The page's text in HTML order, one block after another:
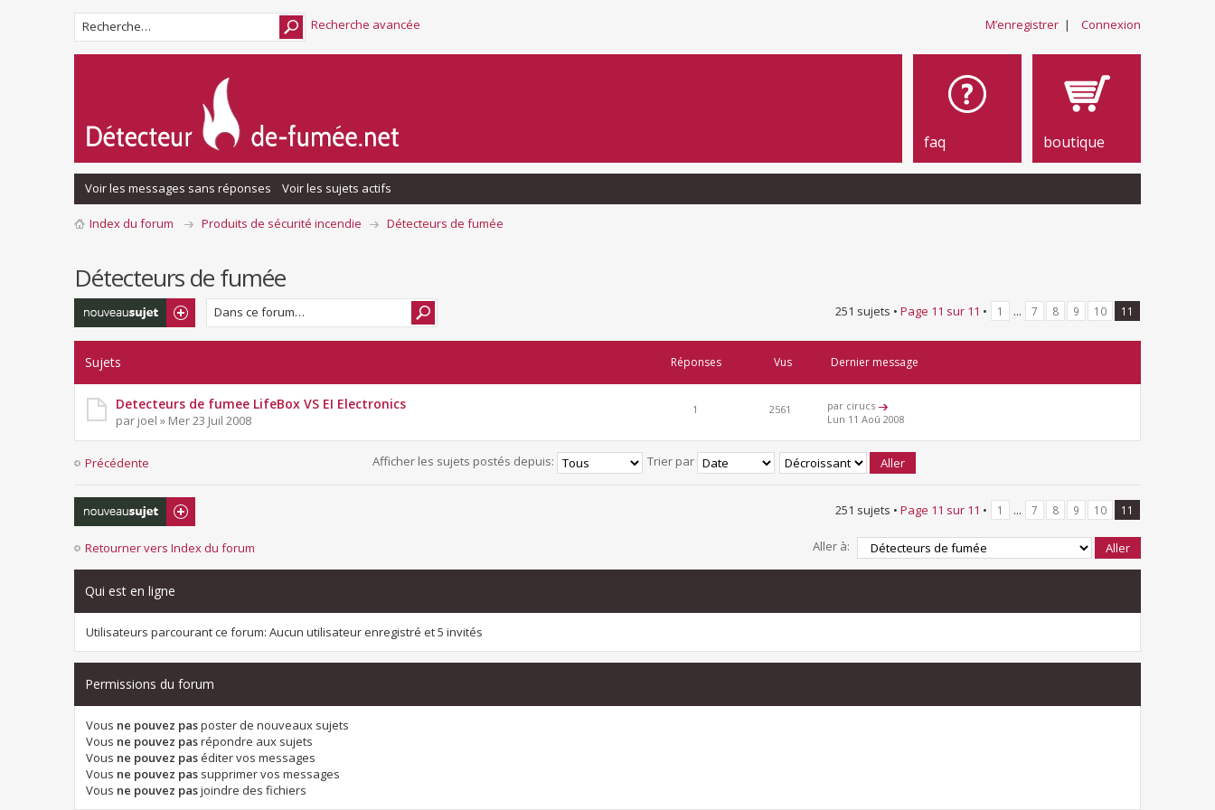
M’enregistrer | Connexion
Recherche avancée
faq boutique
Voir les messages sans réponses Voir les sujets actifs
Index du forum Produits de sécurité incendie Détecteurs de fumée
Détecteurs de fumée
Écrire un nouveau
251 sujets • Page 11 sur 11 • 1 ... 7 8 9 10 11
Sujets Réponses Vus Dernier message
Detecteurs de fumee LifeBox VS EI Electronics
par joel » Mer 23 Juil 2008
1 2561
par cirucs
Lun 11 Aoû 2008
Précédente Afficher les sujets postés depuis: Trier par
Écrire un nouveau
251 sujets • Page 11 sur 11 • 1 ... 7 8 9 10 11
Retourner vers Index du forum Aller à:
Qui est en ligne
Utilisateurs parcourant ce forum: Aucun utilisateur enregistré et 5 invités
Permissions du forum
Vous ne pouvez pasposter de nouveaux sujets
Vous ne pouvez pasrépondre aux sujets
Vous ne pouvez paséditer vos messages
Vous ne pouvez pas supprimer vos messages
Vous ne pouvez pasjoindre des fichiers